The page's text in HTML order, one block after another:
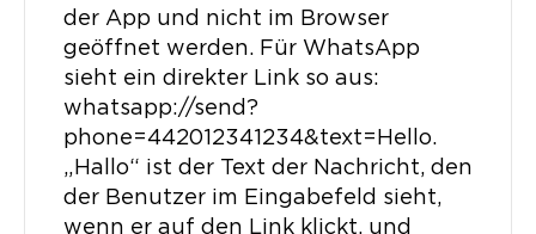
der App und nicht im Browser
geöffnet werden. Für WhatsApp
sieht ein direkter Link so aus:
whatsapp://send?
phone=442012341234&text=Hello.
„Hallo“ ist der Text der Nachricht, den
der Benutzer im Eingabefeld sieht,
wenn er auf den Link klickt, und